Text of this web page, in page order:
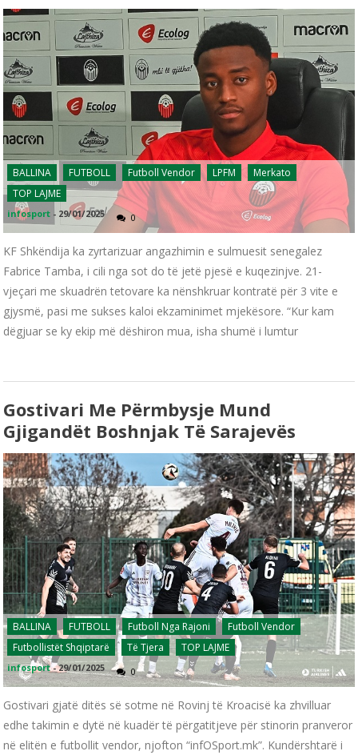
BALLINA FUTBOLL Futboll Vendor LPFM
Merkato
TOP LAJME
infosport - 29/01/2025 0
KF Shkëndija ka zyrtarizuar angazhimin e sulmuesit senegalez
Fabrice Tamba, i cili nga sot do të jetë pjesë e kuqezinjve. 21-
vjeçari me skuadrën tetovare ka nënshkruar kontratë për 3 vite e
gjysmë, pasi me sukses kaloi ekzaminimet mjekësore. “Kur kam
dëgjuar se ky ekip më dëshiron mua, isha shumë i lumtur
Gostivari Me Përmbysje Mund
Gjigandët Boshnjak Të Sarajevës
BALLINA FUTBOLL Futboll Nga Rajoni
Futboll Vendor
Futbollistët Shqiptarë
Të Tjera TOP LAJME
infosport -29/01/2025 0
Gostivari gjatë ditës së sotme në Rovinj të Kroacisë ka zhvilluar
edhe takimin e dytë në kuadër të përgatitjeve për stinorin pranveror
në elitën e futbollit vendor, njofton “infOSport.mk”. Kundërshtarë i